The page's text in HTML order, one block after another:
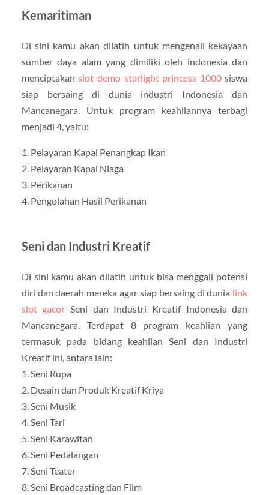
Kemaritiman
Di sini kamu akan dilatih untuk mengenali kekayaan
sumber daya alam yang dimiliki oleh indonesia dan
menciptakanslot demo starlight princess 1000siswa
siap bersaing di dunia industri Indonesia dan
Mancanegara. Untuk program keahliannya terbagi
menjadi 4, yaitu:
1. Pelayaran Kapal Penangkap Ikan
2. Pelayaran Kapal Niaga
3. Perikanan
4. Pengolahan Hasil Perikanan
Seni dan Industri Kreatif
Di sini kamu akan dilatih untuk bisa menggali potensi
diri dan daerah mereka agar siap bersaing di dunia link
slot gacor Seni dan Industri Kreatif Indonesia dan
Mancanegara. Terdapat 8 program keahlian yang
termasuk pada bidang keahlian Seni dan Industri
Kreatif ini, antara lain:
1. Seni Rupa
2. Desain dan Produk Kreatif Kriya
3. Seni Musik
4. Seni Tari
5. Seni Karawitan
6. Seni Pedalangan
7. Seni Teater
8. Seni Broadcasting dan Film